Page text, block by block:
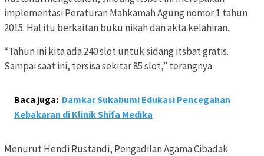
implementasi Peraturan Mahkamah Agung nomor 1 tahun
2015. Hal itu berkaitan buku nikah dan akta kelahiran.
“Tahun ini kita ada 240 slot untuk sidang itsbat gratis.
Sampai saat ini, tersisa sekitar 85 slot,” terangnya
Baca juga: Damkar Sukabumi Edukasi Pencegahan
Kebakaran di Klinik Shifa Medika
Menurut Hendi Rustandi, Pengadilan Agama Cibadak